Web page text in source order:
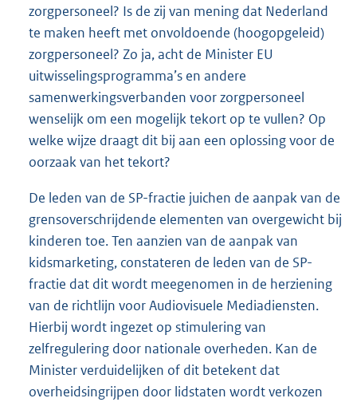
zorgpersoneel? Is de zij van mening dat Nederland
te maken heeft met onvoldoende (hoogopgeleid)
zorgpersoneel? Zo ja, acht de Minister EU
uitwisselingsprogramma’s en andere
samenwerkingsverbanden voor zorgpersoneel
wenselijk om een mogelijk tekort op te vullen? Op
welke wijze draagt dit bij aan een oplossing voor de
oorzaak van het tekort?
De leden van de SP-fractie juichen de aanpak van de
grensoverschrijdende elementen van overgewicht bij
kinderen toe. Ten aanzien van de aanpak van
kidsmarketing, constateren de leden van de SP-
fractie dat dit wordt meegenomen in de herziening
van de richtlijn voor Audiovisuele Mediadiensten.
Hierbij wordt ingezet op stimulering van
zelfregulering door nationale overheden. Kan de
Minister verduidelijken of dit betekent dat
overheidsingrijpen door lidstaten wordt verkozen